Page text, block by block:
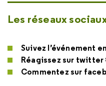
Les réseaux
Suivez l’événement
Réagissez sur twitter
Commentez sur